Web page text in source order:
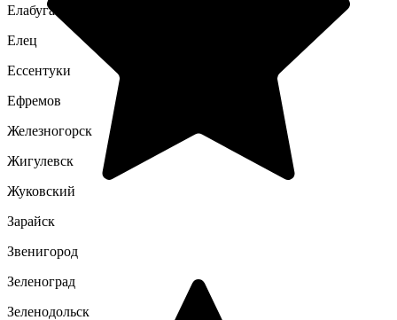
Елабуга
Елец
Ессентуки
Ефремов
Железногорск
Жигулевск
Жуковский
Зарайск
Звенигород
Зеленоград
Зеленодольск